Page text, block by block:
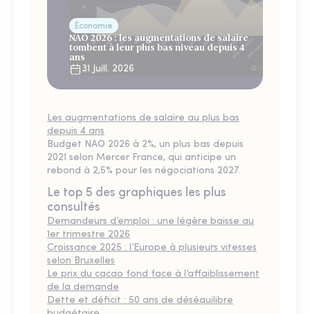
Économie
NAO 2026 : les augmentations de salaire
tombent à leur plus bas niveau depuis 4
ans
31 Juill. 2026
Les augmentations de salaire au plus bas
depuis 4 ans
Budget NAO 2026 à 2%, un plus bas depuis
2021 selon Mercer France, qui anticipe un
rebond à 2,5% pour les négociations 2027.
Le top 5 des graphiques les plus
consultés
Demandeurs d’emploi : une légère baisse au
1er trimestre 2026
Croissance 2025 : l’Europe à plusieurs vitesses
selon Bruxelles
Le prix du cacao fond face à l’affaiblissement
de la demande
Dette et déficit : 50 ans de déséquilibre